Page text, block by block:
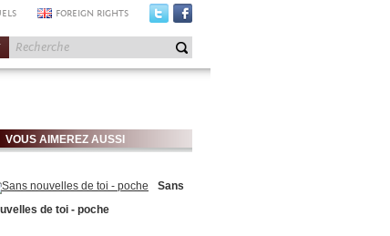
FOREIGN RIGHTS
VOUS AIMEREZ AUSSI
Sans
de toi - poche